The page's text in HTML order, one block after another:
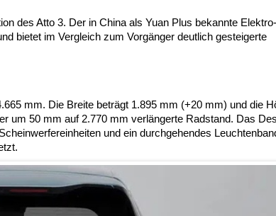
des Atto 3. Der in China als Yuan Plus bekannte Elektro-
bietet im Vergleich zum Vorgänger deutlich gesteigerte
mm. Die Breite beträgt 1.895 mm (+20 mm) und die
um 50 mm auf 2.770 mm verlängerte Radstand. Das
und ein durchgehendes